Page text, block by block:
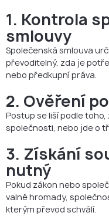
1. Kontrola
smlouvy
Společenská smlouva
převoditelný, zda je
nebo předkupní práva.
2. Ověření
Postup se liší podle
společnosti, nebo jde o
3. Získání
nutný
Pokud zákon nebo
valné hromady,
kterým převod schválí.